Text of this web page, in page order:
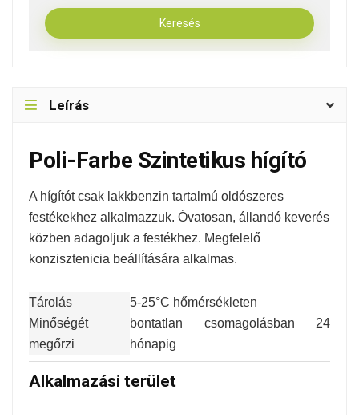
Leírás
Poli-Farbe Szintetikus hígító
A hígítót csak lakkbenzin tartalmú oldószeres
festékekhez alkalmazzuk. Óvatosan, állandó keverés
közben adagoljuk a festékhez. Megfelelő
konzisztenicia beállítására alkalmas.
Tárolás
5-25°C hőmérsékleten
Minőségét
megőrzi
bontatlan csomagolásban 24
hónapig
Alkalmazási terület